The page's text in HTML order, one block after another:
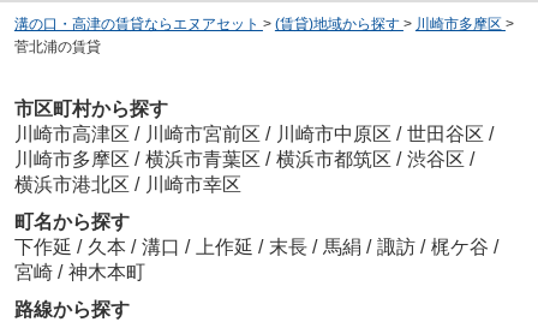
溝の口・高津の賃貸ならエヌアセット > (賃貸)地域から探す > 川崎市多摩区 >
菅北浦の賃貸
市区町村から探す
川崎市高津区 / 川崎市宮前区 / 川崎市中原区 / 世田谷区 /
川崎市多摩区 / 横浜市青葉区 / 横浜市都筑区 / 渋谷区 /
横浜市港北区 / 川崎市幸区
町名から探す
下作延 / 久本 / 溝口 / 上作延 / 末長 / 馬絹 / 諏訪 / 梶ケ谷 /
宮崎 / 神木本町
路線から探す